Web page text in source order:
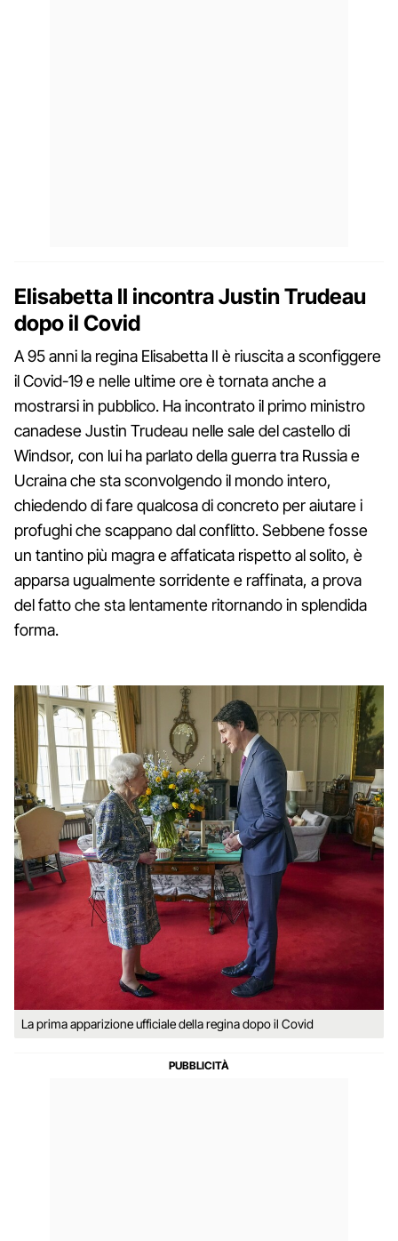
Elisabetta II incontra Justin Trudeau
dopo il Covid
A 95 anni la regina Elisabetta II è riuscita a sconfiggere
il Covid-19 e nelle ultime ore è tornata anche a
mostrarsi in pubblico. Ha incontrato il primo ministro
canadese Justin Trudeau nelle sale del castello di
Windsor, con lui ha parlato della guerra tra Russia e
Ucraina che sta sconvolgendo il mondo intero,
chiedendo di fare qualcosa di concreto per aiutare i
profughi che scappano dal conflitto. Sebbene fosse
un tantino più magra e affaticata rispetto al solito, è
apparsa ugualmente sorridente e raffinata, a prova
del fatto che sta lentamente ritornando in splendida
forma.
La prima apparizione ufficiale della regina dopo il Covid